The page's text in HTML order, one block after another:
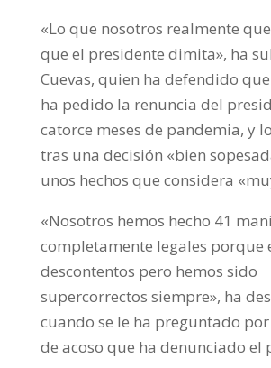
«Lo que nosotros realmente
que el presidente dimita», ha
Cuevas, quien ha defendido
ha pedido la renuncia del
catorce meses de pandemia, y
tras una decisión «bien
unos hechos que considera
«Nosotros hemos hecho 41
completamente legales porque
descontentos pero hemos sido
supercorrectos siempre», ha
cuando se le ha preguntado
de acoso que ha denunciado el